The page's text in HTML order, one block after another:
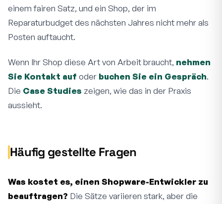
einem fairen Satz, und ein Shop, der im
Reparaturbudget des nächsten Jahres nicht mehr als
Posten auftaucht.
Wenn Ihr Shop diese Art von Arbeit braucht, nehmen
Sie Kontakt auf oder buchen Sie ein Gespräch.
Die Case Studies zeigen, wie das in der Praxis
aussieht.
Häufig gestellte Fragen
Was kostet es, einen Shopware-Entwickler zu
beauftragen? Die Sätze variieren stark, aber die